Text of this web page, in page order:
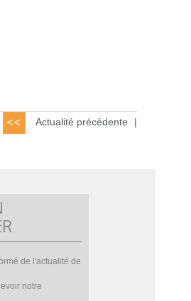
Actualité précédente |
de l'actualité de
notre